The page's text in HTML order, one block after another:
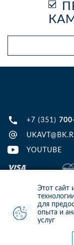
Этот сайт
для
опыта и
услуг
+7 (351)
YOUTUBE
© 2013-2024 ООО ИТЦ
ИНФОРМАЦИЯ НА